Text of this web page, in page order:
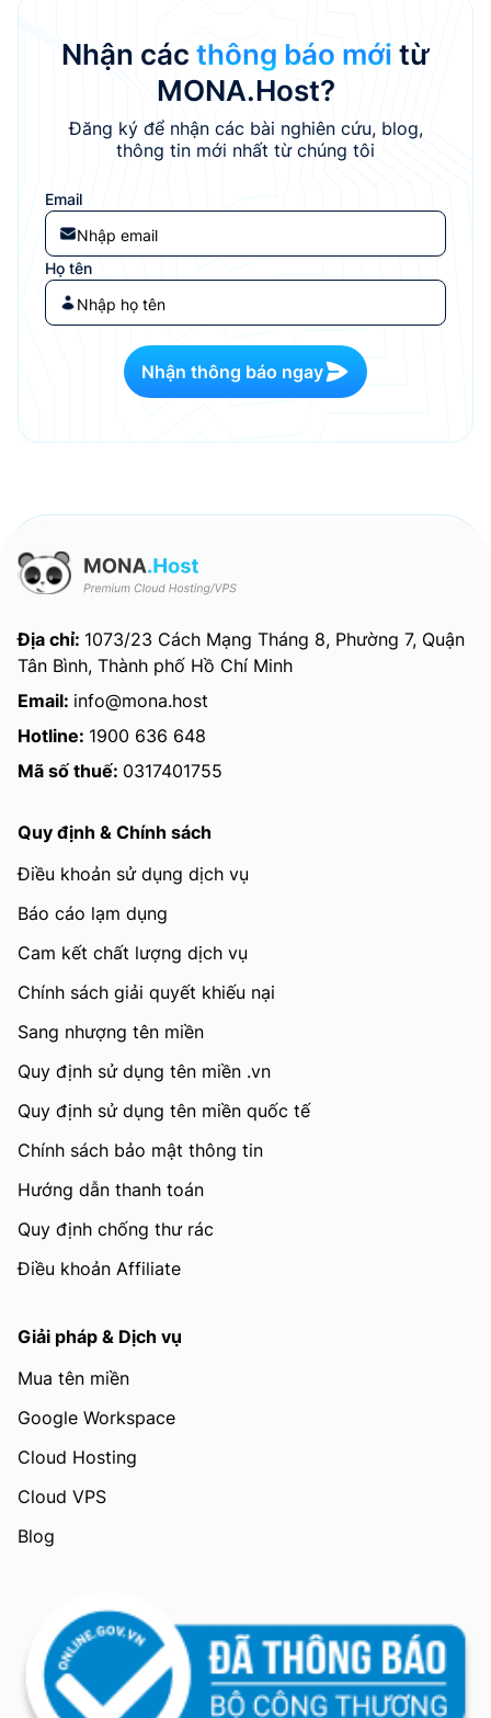
miền “.vn”, địa chỉ IP, ASN),
MONA Host...
tố không thể thiếu.
Trong...
Nhận các thông báo mới từ
MONA.Host?
Đăng ký để nhận các bài nghiên cứu, blog,
thông tin mới nhất từ chúng tôi
Email
Họ tên
Nhận thông báo ngay
Địa chỉ: 1073/23 Cách Mạng Tháng 8, Phường 7, Quận
Tân Bình, Thành phố Hồ Chí Minh
Email: info@mona.host
Hotline: 1900 636 648
Mã số thuế: 0317401755
Quy định & Chính sách
Điều khoản sử dụng dịch vụ
Báo cáo lạm dụng
Cam kết chất lượng dịch vụ
Chính sách giải quyết khiếu nại
Sang nhượng tên miền
Quy định sử dụng tên miền .vn
Quy định sử dụng tên miền quốc tế
Chính sách bảo mật thông tin
Hướng dẫn thanh toán
Quy định chống thư rác
Điều khoản Affiliate
Giải pháp & Dịch vụ
Mua tên miền
Google Workspace
Cloud Hosting
Cloud VPS
Blog